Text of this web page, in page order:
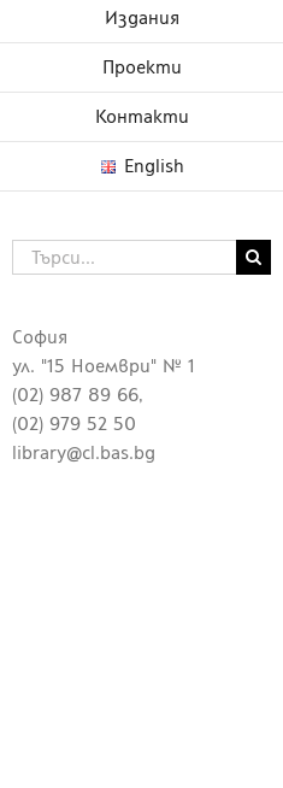
Издания
Проекти
Контакти
English
София
ул. "15 Ноември" № 1
(02) 987 89 66,
(02) 979 52 50
library@cl.bas.bg
Търсене
...